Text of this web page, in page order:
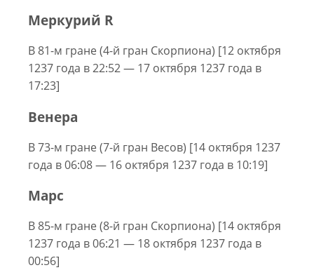
Меркурий R
В 81-м гране (4-й гран Скорпиона) [12 октября
1237 года в 22:52 — 17 октября 1237 года в
17:23]
Венера
В 73-м гране (7-й гран Весов) [14 октября 1237
года в 06:08 — 16 октября 1237 года в 10:19]
Марс
В 85-м гране (8-й гран Скорпиона) [14 октября
1237 года в 06:21 — 18 октября 1237 года в
00:56]